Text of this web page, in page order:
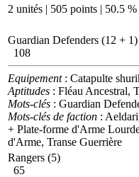
2 unités | 505 points | 50.5 %
Guardian Defenders (12 + 1)
108
Equipement: Catapulte
Aptitudes : Fléau Ancestral,
Mots-clés : Guardian
Mots-clés de faction :
+ Plate-forme d'Arme
d'Arme, Transe Guerrière
Rangers (5)
65